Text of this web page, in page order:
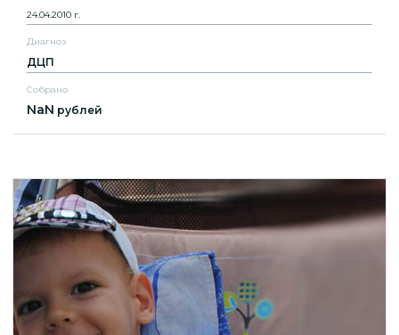
24.04.2010 г.
Диагноз
ДЦП
Собрано
NaN рублей